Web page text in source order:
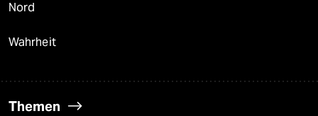
Nord
Wahrheit
Themen